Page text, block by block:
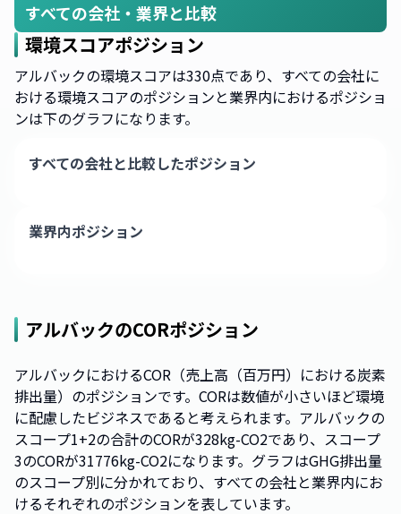
すべての会社・業界と比較
環境スコアポジション
アルバックの環境スコアは330点であり、すべての会社に
おける環境スコアのポジションと業界内におけるポジショ
ンは下のグラフになります。
すべての会社と比較したポジション
業界内ポジション
アルバックのCORポジション
アルバックにおけるCOR（売上高（百万円）における炭素
排出量）のポジションです。CORは数値が小さいほど環境
に配慮したビジネスであると考えられます。アルバックの
スコープ1+2の合計のCORが328kg-CO2であり、スコープ
3のCORが31776kg-CO2になります。グラフはGHG排出量
のスコープ別に分かれており、すべての会社と業界内にお
けるそれぞれのポジションを表しています。